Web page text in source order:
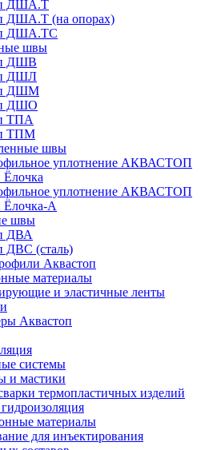
ДША.Т
ДША.Т (на опорах)
ДША.ТС
швы
ДШВ
ДШЛ
ДШМ
ДШО
ТПА
ТПМ
швы
уплотнение АКВАСТОП
Ёлочка
уплотнение АКВАСТОП
Ёлочка-А
швы
ДВА
ДВС (сталь)
Аквастоп
материалы
и эластичные ленты
Аквастоп
системы
и мастики
термопластичных изделий
материалы
для инъектирования